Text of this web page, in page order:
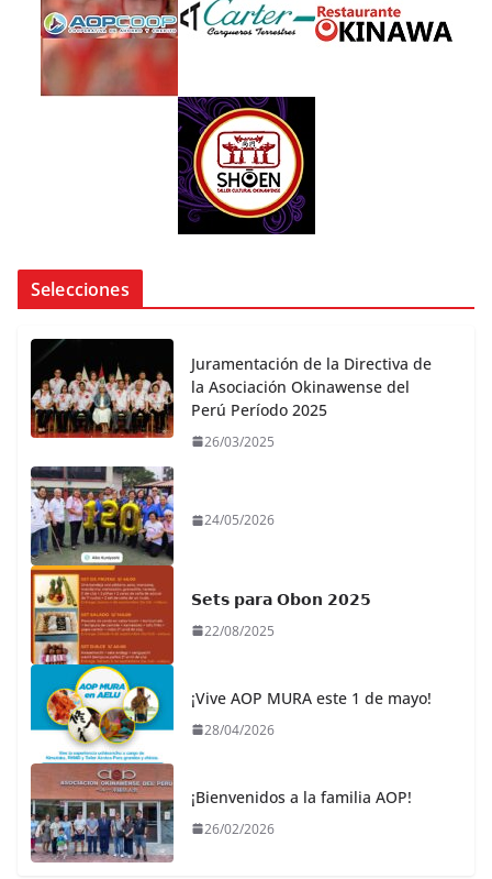
Selecciones
Juramentación de la Directiva de
la Asociación Okinawense del
Perú Período 2025
26/03/2025
24/05/2026
𝗦𝗲𝘁𝘀 𝗽𝗮𝗿𝗮 𝗢𝗯𝗼𝗻 𝟮𝟬𝟮𝟱
22/08/2025
¡Vive AOP MURA este 1 de mayo!
28/04/2026
¡Bienvenidos a la familia AOP!
26/02/2026